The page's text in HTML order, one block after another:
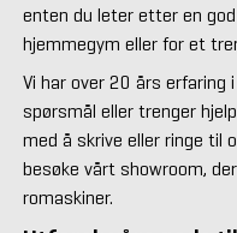
enten du leter etter en
hjemmegym eller for et
Vi har over 20 års erfaring
spørsmål eller trenger
med å skrive eller ringe til
besøke vårt showroom,
romaskiner.